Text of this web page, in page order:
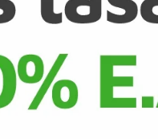
del Programa CMR Puntos
INTERES